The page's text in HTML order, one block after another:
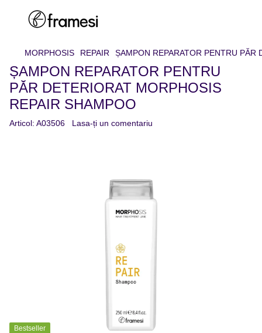
MORPHOSIS REPAIR ȘAMPON REPARATOR PENTRU PĂR
ȘAMPON REPARATOR PENTRU
PĂR DETERIORAT MORPHOSIS
REPAIR SHAMPOO
Articol: A03506 Lasa-ți un comentariu
Bestseller